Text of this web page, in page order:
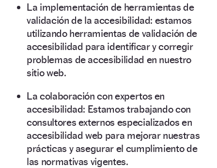
La implementación de herramientas de
validación de la accesibilidad: estamos
utilizando herramientas de validación de
accesibilidad para identificar y corregir
problemas de accesibilidad en nuestro
sitio web.
La colaboración con expertos en
accesibilidad: Estamos trabajando con
consultores externos especializados en
accesibilidad web para mejorar nuestras
prácticas y asegurar el cumplimiento de
las normativas vigentes.